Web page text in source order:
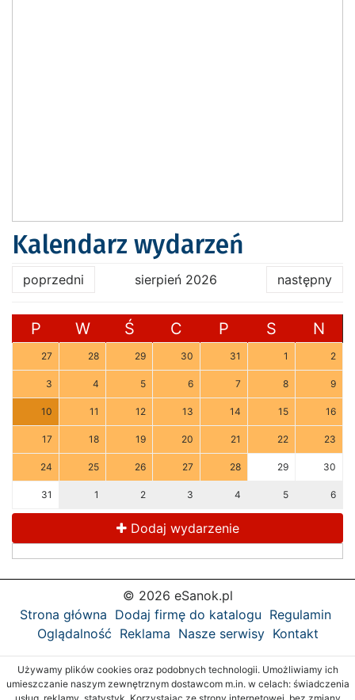
Kalendarz wydarzeń
poprzedni sierpień 2026 następny
P W Ś C P S N
27 28 29 30 31 1 2
3 4 5 6 7 8 9
10 11 12 13 14 15 16
17 18 19 20 21 22 23
24 25 26 27 28 29 30
31 1 2 3 4 5 6
Dodaj wydarzenie
© 2026 eSanok.pl
Strona główna Dodaj firmę do katalogu Regulamin
Oglądalność Reklama Nasze serwisy Kontakt
Używamy plików cookies oraz podobnych technologii. Umożliwiamy ich
umieszczanie naszym zewnętrznym dostawcom m.in. w celach: świadczenia